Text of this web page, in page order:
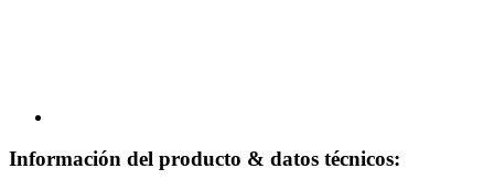
Información del producto & datos técnicos: